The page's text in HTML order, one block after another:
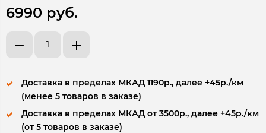
6990 руб.
Доставка в пределах МКАД 1190р., далее +45р./км
(менее 5 товаров в заказе)
Доставка в пределах МКАД от 3500р., далее +45р./км
(от 5 товаров в заказе)